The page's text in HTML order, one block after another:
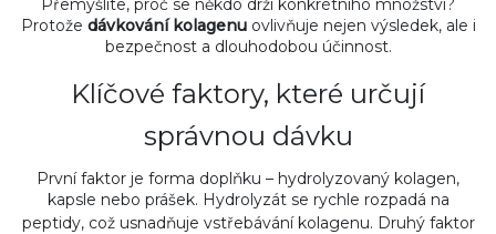
Přemýšlíte, proč se někdo drží konkrétního množství?
Protože dávkování kolagenuovlivňuje nejen výsledek, ale i
bezpečnost a dlouhodobou účinnost.
Klíčové faktory, které určují
správnou dávku
První faktor je forma doplňku – hydrolyzovaný kolagen,
kapsle nebo prášek. Hydrolyzát se rychle rozpadá na
peptidy, což usnadňuje vstřebávání kolagenu. Druhý faktor